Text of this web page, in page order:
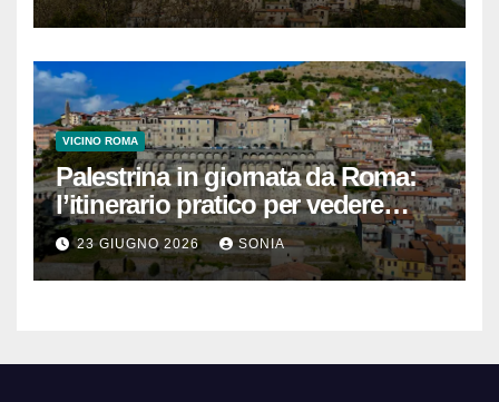
VICINO ROMA
Palestrina in giornata da Roma:
l’itinerario pratico per vedere
Santuario, Museo e centro
storico
23 GIUGNO 2026 SONIA